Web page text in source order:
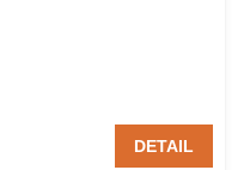
DETAIL